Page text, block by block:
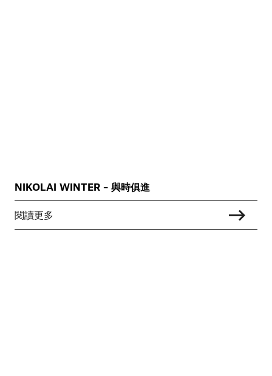
NIKOLAI WINTER – 與時俱進
閱讀更多